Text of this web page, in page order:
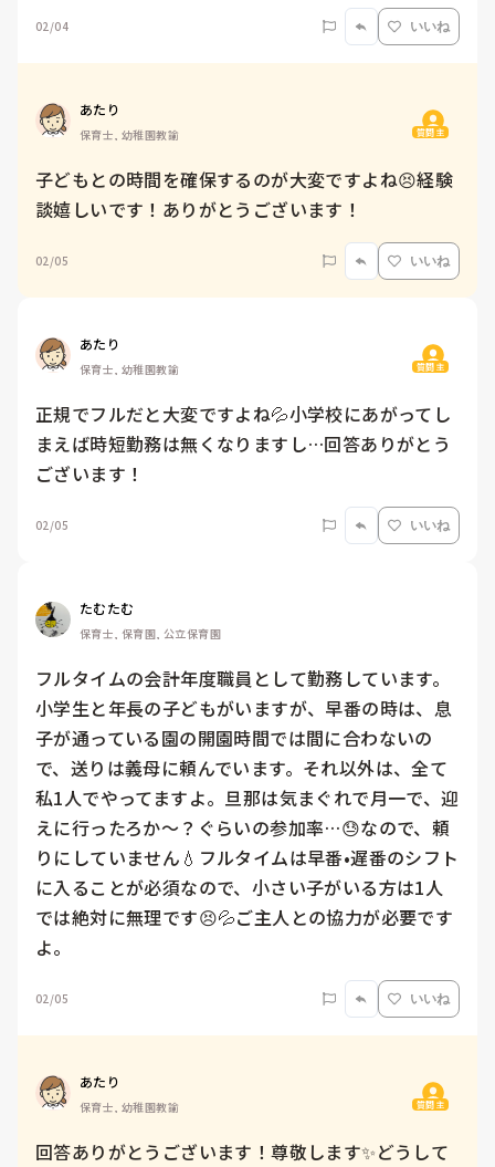
02/04 いいね
あたり
保育士, 幼稚園教諭 質問主
子どもとの時間を確保するのが大変ですよね😣経験
談嬉しいです！ありがとうございます！
02/05 いいね
あたり
保育士, 幼稚園教諭 質問主
正規でフルだと大変ですよね💦小学校にあがってし
まえば時短勤務は無くなりますし…回答ありがとう
ございます！
02/05 いいね
たむたむ
保育士, 保育園, 公立保育園
フルタイムの会計年度職員として勤務しています。
小学生と年長の子どもがいますが、早番の時は、息
子が通っている園の開園時間では間に合わないの
で、送りは義母に頼んでいます。それ以外は、全て
私1人でやってますよ。旦那は気まぐれで月一で、迎
えに行ったろか〜？ぐらいの参加率…😓なので、頼
りにしていません💧フルタイムは早番•遅番のシフト
に入ることが必須なので、小さい子がいる方は1人
では絶対に無理です😣💦ご主人との協力が必要です
よ。
02/05 いいね
あたり
保育士, 幼稚園教諭 質問主
回答ありがとうございます！尊敬します✨どうして